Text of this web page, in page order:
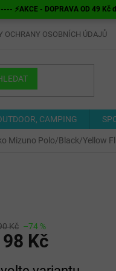
⚡AKCE - DOPRAVA OD 49
OCHRANY OSOBNÍCH ÚDAJŮ
CAMPING
Mizuno Polo/Black/Yellow
Kč –74 %
Kč